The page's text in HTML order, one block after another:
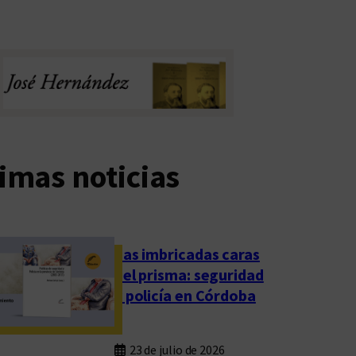
noticias
Las imbricadas caras
del prisma: seguridad
y policía en Córdoba
23 de julio de 2026